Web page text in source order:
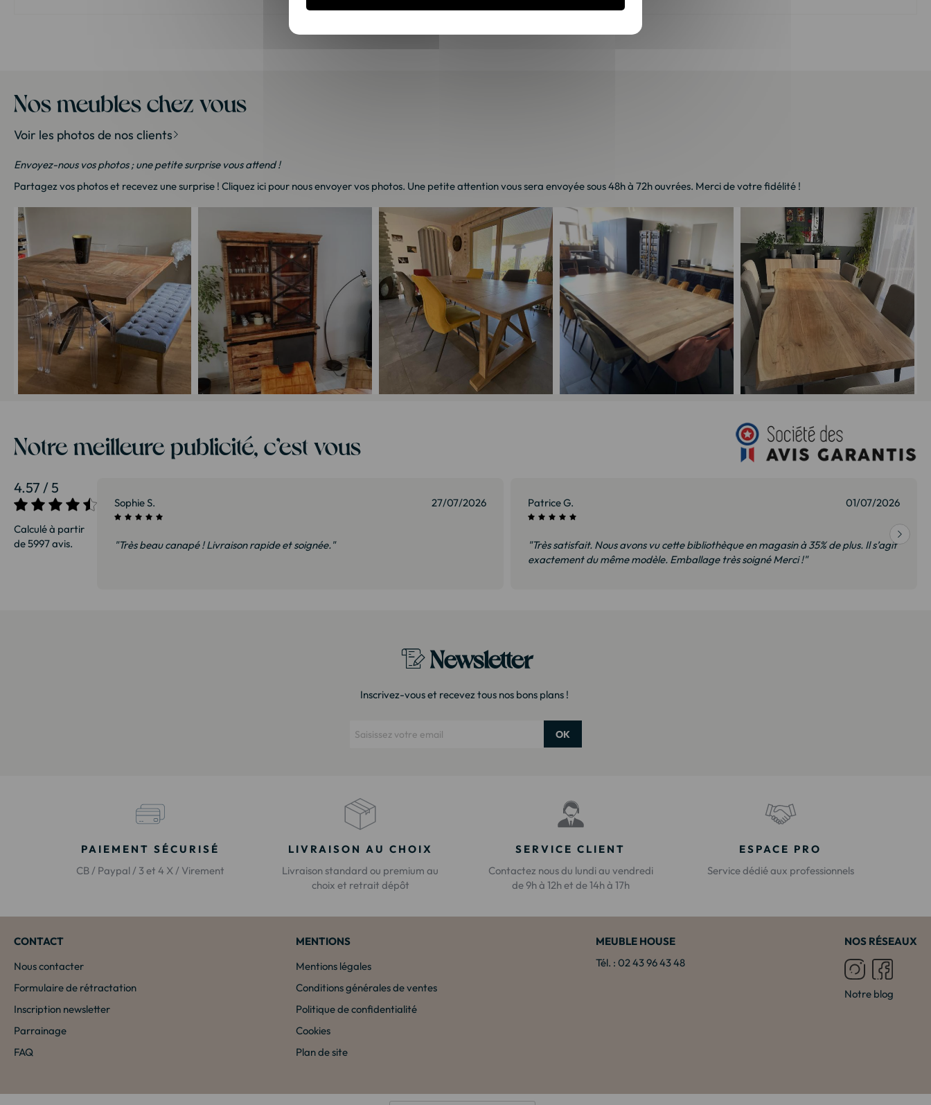
Nos meubles chez vous
Voir les photos de nos clients
Envoyez-nous vos photos ; une petite surprise vous attend !
Partagez vos photos et recevez une surprise ! Cliquez ici pour nous envoyer vos photos. Une petite attention vous sera envoyée sous 48h à 72h ouvrées. Merci de votre fidélité !
Notre meilleure publicité, c’est vous
4.57 / 5
Calculé à partir
de 5997 avis.
27/07/2026
ravis et
Sophie S. 27/07/2026
"Très beau canapé ! Livraison rapide et soignée."
Patrice G. 01/07/2026
"Très satisfait. Nous avons vu cette bibliothèque en magasin à 35% de plus. Il s’agit
exactement du même modèle. Emballage très soigné Merci !"
Newsletter
Inscrivez-vous et recevez tous nos bons plans !
OK
PAIEMENT SÉCURISÉ
CB / Paypal / 3 et 4 X / Virement
LIVRAISON AU CHOIX
Livraison standard ou premium au
choix et retrait dépôt
SERVICE CLIENT
Contactez nous du lundi au vendredi
de 9h à 12h et de 14h à 17h
ESPACE PRO
Service dédié aux professionnels
CONTACT
Nous contacter
Formulaire de rétractation
Inscription newsletter
Parrainage
FAQ
MENTIONS
Mentions légales
Conditions générales de ventes
Politique de confidentialité
Cookies
Plan de site
MEUBLE HOUSE
Tél. : 02 43 96 43 48
NOS RÉSEAUX
Notre blog